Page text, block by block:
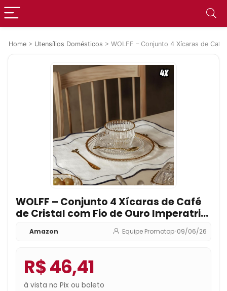
Home > Utensílios Domésticos > WOLFF – Conjunto 4 Xícaras de
WOLFF – Conjunto 4 Xícaras de Café
de Cristal com Fio de Ouro Imperatriz
Amazon Equipe Promotop•09/06/26
R$ 46,41
à vista no Pix ou boleto